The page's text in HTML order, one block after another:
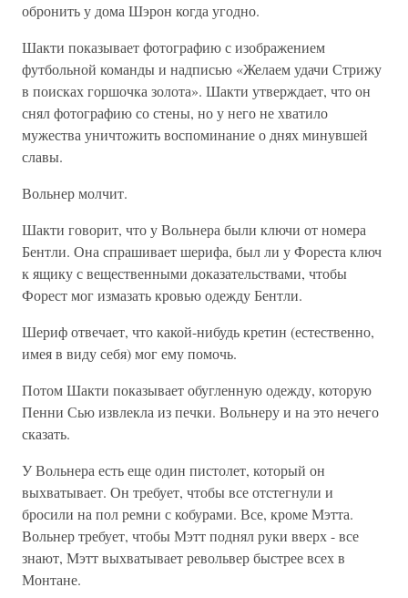
обронить у дома Шэрон когда угодно.
Шакти показывает фотографию с изображением
футбольной команды и надписью «Желаем удачи Стрижу
в поисках горшочка золота». Шакти утверждает, что он
снял фотографию со стены, но у него не хватило
мужества уничтожить воспоминание о днях минувшей
славы.
Вольнер молчит.
Шакти говорит, что у Вольнера были ключи от номера
Бентли. Она спрашивает шерифа, был ли у Фореста ключ
к ящику с вещественными доказательствами, чтобы
Форест мог измазать кровью одежду Бентли.
Шериф отвечает, что какой-нибудь кретин (естественно,
имея в виду себя) мог ему помочь.
Потом Шакти показывает обугленную одежду, которую
Пенни Сью извлекла из печки. Вольнеру и на это нечего
сказать.
У Вольнера есть еще один пистолет, который он
выхватывает. Он требует, чтобы все отстегнули и
бросили на пол ремни с кобурами. Все, кроме Мэтта.
Вольнер требует, чтобы Мэтт поднял руки вверх - все
знают, Мэтт выхватывает револьвер быстрее всех в
Монтане.